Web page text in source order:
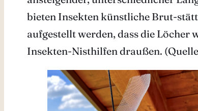
bieten Insekten künstliche Brut-
aufgestellt werden, dass die Löcher
Insekten-Nisthilfen draußen.